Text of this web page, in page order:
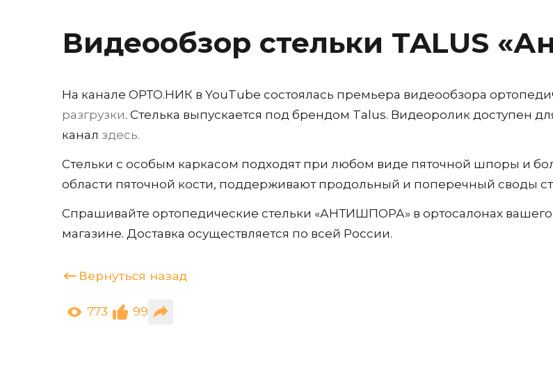
Видеообзор стельки TALUS
На канале ОРТО.НИК в YouTube состоялась премьера видеообзора
разгрузки. Стелька выпускается под брендом Talus. Видеоролик доступен
канал здесь.
Стельки с особым каркасом подходят при любом виде пяточной шпоры и
области пяточной кости, поддерживают продольный и поперечный своды
Спрашивайте ортопедические стельки «АНТИШПОРА» в ортосалонах
магазине. Доставка осуществляется по всей России.
Вернуться назад
773 99